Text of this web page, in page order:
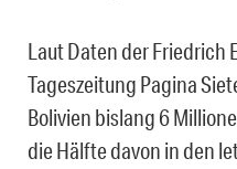
Laut Daten der Friedrich
Tageszeitung Pagina
Bolivien bislang 6
die Hälfte davon in den